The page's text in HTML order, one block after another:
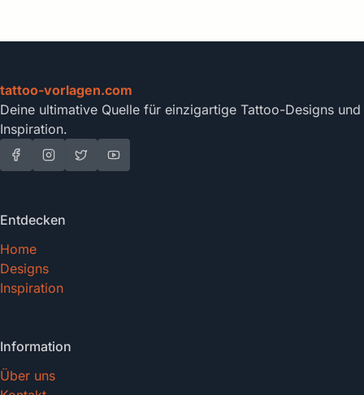
tattoo-vorlagen.com
Deine ultimative Quelle für einzigartige Tattoo-Designs und
Inspiration.
Entdecken
Home
Designs
Inspiration
Information
Über uns